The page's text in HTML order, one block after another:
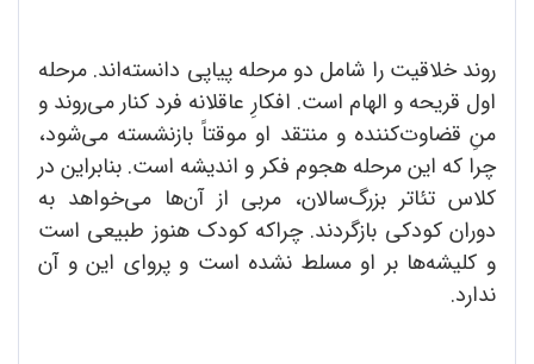
روند خلاقیت را شامل دو مرحله پیاپی دانسته‌اند. مرحله
اول قریحه و الهام است. افکارِ عاقلانه فرد کنار می‌روند و
منِ قضاوت‌کننده و منتقد او موقتاً بازنشسته می‌شود،
چرا که این مرحله هجوم فکر و اندیشه است. بنابراین در
کلاس تئاتر بزرگ‌سالان، مربی از آن‌ها می‌خواهد به
دوران کودکی بازگردند. چراکه کودک هنوز طبیعی است
و کلیشه‌ها بر او مسلط نشده است و پروای این و‌ آن
ندارد.